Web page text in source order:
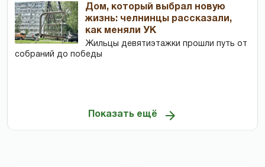
Дом, который выбрал новую
жизнь: челнинцы рассказали,
как меняли УК
Жильцы девятиэтажки прошли путь от
собраний до победы
Показать ещё